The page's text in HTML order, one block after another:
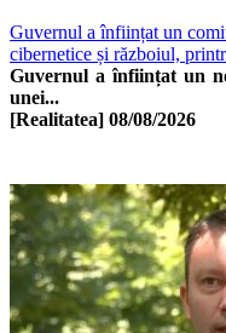
Guvernul a înființat un
cibernetice și războiul,
Guvernul a înființat un
unei...
[Realitatea] 08/08/2026